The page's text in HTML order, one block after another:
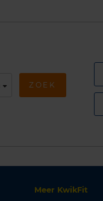
ZOEK
Meer KwikFit